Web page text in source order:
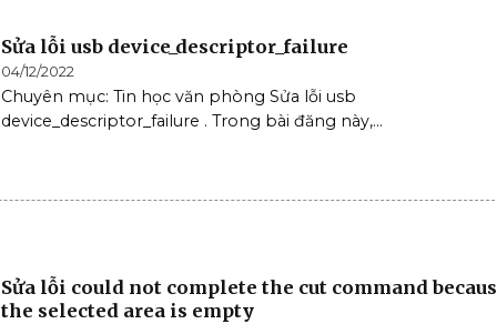
Sửa lỗi usb device_descriptor_failure
04/12/2022
Chuyên mục: Tin học văn phòng Sửa lỗi usb
device_descriptor_failure . Trong bài đăng này,...
Sửa lỗi could not complete the cut command
the selected area is empty